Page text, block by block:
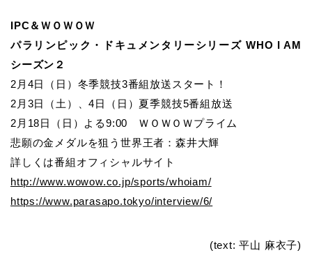
IPC＆ＷＯＷＯＷ
パラリンピック・ドキュメンタリーシリーズ WHO I AM
シーズン２
2月4日（日）冬季競技3番組放送スタート！
2月3日（土）、4日（日）夏季競技5番組放送
2月18日（日）よる9:00 ＷＯＷＯＷプライム
悲願の金メダルを狙う世界王者：森井大輝
詳しくは番組オフィシャルサイト
http://www.wowow.co.jp/sports/whoiam/
https://www.parasapo.tokyo/interview/6/
(text: 平山 麻衣子)